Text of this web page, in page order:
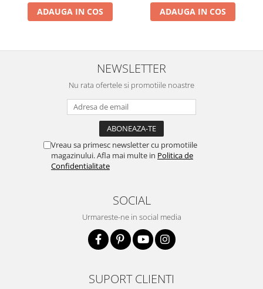
ADAUGA IN COS ADAUGA IN COS
NEWSLETTER
Nu rata ofertele si promotiile noastre
Vreau sa primesc newsletter cu promotiile
magazinului. Afla mai multe in Politica de
Confidentialitate
SOCIAL
Urmareste-ne in social media
SUPORT CLIENTI